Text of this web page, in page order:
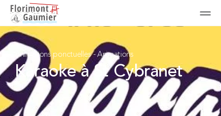
Animations ponctuelles-Animations
Karaoke à St Cybranet